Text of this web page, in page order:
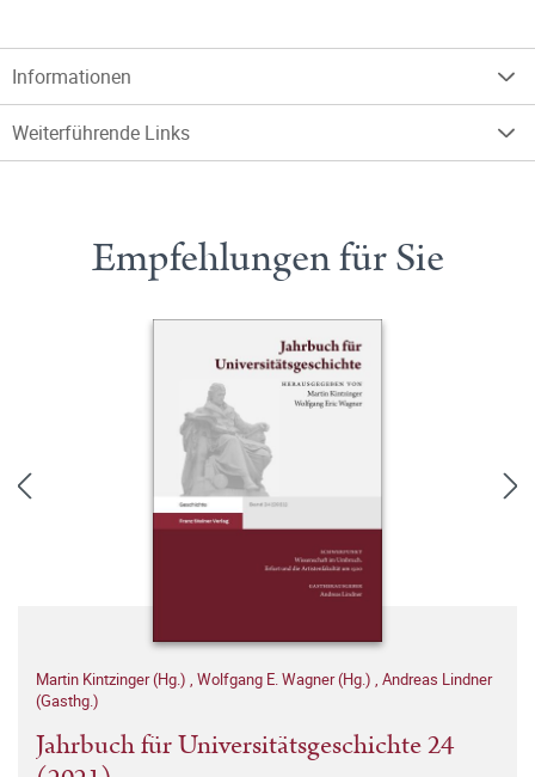
Informationen
Weiterführende Links
Empfehlungen für Sie
Martin Kintzinger (Hg.) , Wolfgang E. Wagner (Hg.) , Andreas Lindner
(Gasthg.)
Jahrbuch für Universitätsgeschichte 24